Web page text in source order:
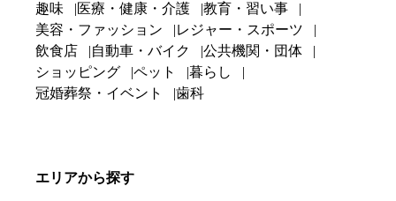
趣味
医療・健康・介護
教育・習い事
美容・ファッション
レジャー・スポーツ
飲食店
自動車・バイク
公共機関・団体
ショッピング
ペット
暮らし
冠婚葬祭・イベント
歯科
エリアから探す